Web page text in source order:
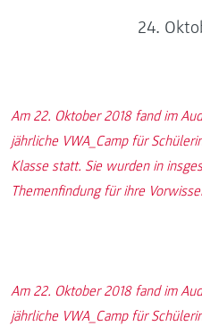
24.
Am 22. Oktober 2018 fand im
jährliche VWA_Camp für
Klasse statt. Sie wurden in
Themenfindung für ihre
Am 22. Oktober 2018 fand im
jährliche VWA_Camp für